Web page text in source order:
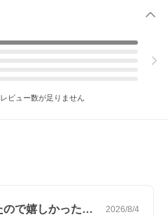
ビュー数が足りません
どこよりもお安く買えたので嬉しかったで… 2026/8/4